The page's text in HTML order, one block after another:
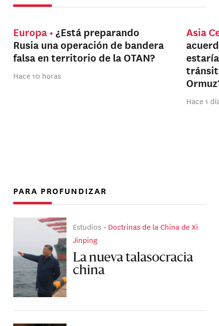
Europa
¿Está preparando
Rusia una operación de bandera
falsa en territorio de la OTAN?
Hace 10 horas
Asia
Hace 1
PARA PROFUNDIZAR
Estudios
Doctrinas de la China de Xi
Jinping
La nueva talasocracia
china